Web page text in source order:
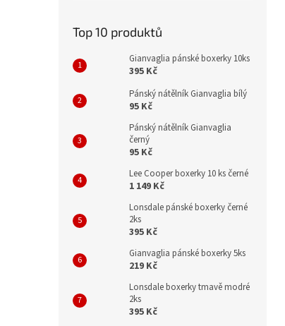
Top 10 produktů
Gianvaglia pánské boxerky 10ks
395 Kč
Pánský nátělník Gianvaglia bílý
95 Kč
Pánský nátělník Gianvaglia
černý
95 Kč
Lee Cooper boxerky 10 ks černé
1 149 Kč
Lonsdale pánské boxerky černé
2ks
395 Kč
Gianvaglia pánské boxerky 5ks
219 Kč
Lonsdale boxerky tmavě modré
2ks
395 Kč